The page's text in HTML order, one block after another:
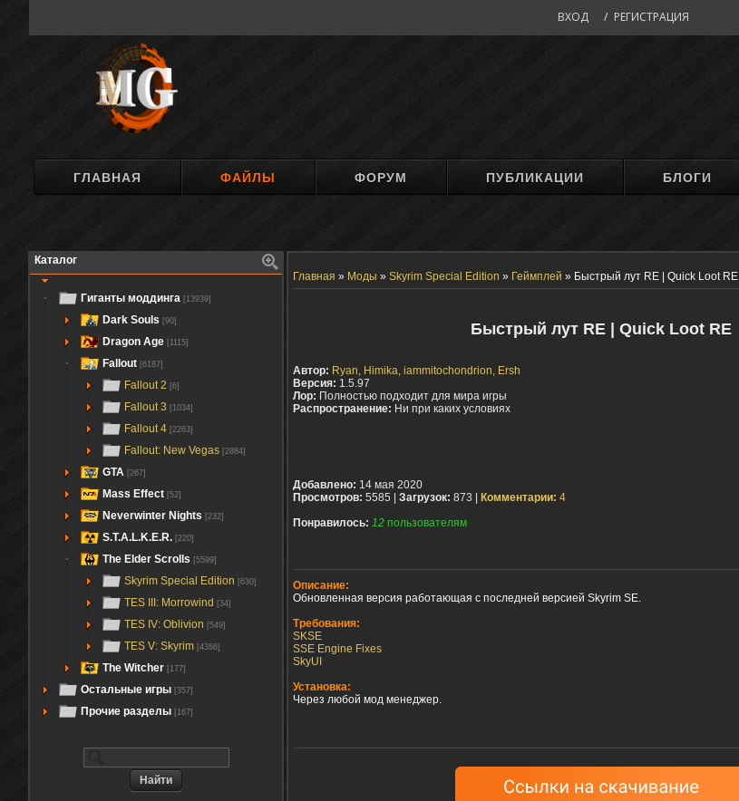
ВХОД / РЕГИСТРАЦИЯ
ГЛАВНАЯ ФАЙЛЫ ФОРУМ ПУБЛИКАЦИИ БЛОГИ
Каталог
Гиганты моддинга [13939]
Dark Souls [90]
Dragon Age [1115]
Fallout [6187]
Fallout 2 [6]
Fallout 3 [1034]
Fallout 4 [2263]
Fallout: New Vegas [2884]
GTA [267]
Mass Effect [52]
Neverwinter Nights [232]
S.T.A.L.K.E.R. [220]
The Elder Scrolls [5599]
Skyrim Special Edition [630]
TES III: Morrowind [34]
TES IV: Oblivion [549]
TES V: Skyrim [4386]
The Witcher [177]
Остальные игры [357]
Прочие разделы [167]
Главная » Моды » Skyrim Special Edition » Геймплей » Быстрый лут RE | Quick Loot RE
Быстрый лут RE | Quick Loot RE
Автор: Ryan, Himika, iammitochondrion, Ersh
Версия: 1.5.97
Лор: Полностью подходит для мира игры
Распространение: Ни при каких условиях
Добавлено: 14 мая 2020
Просмотров: 5585 | Загрузок: 873 | Комментарии: 4
Понравилось: 12 пользователям
Описание:
Обновленная версия работающая с последней версией Skyrim SE.
Требования:
SKSE
SSE Engine Fixes
SkyUI
Установка:
Через любой мод менеджер.